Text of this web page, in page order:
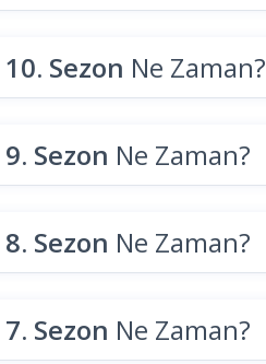
10. Sezon Ne Zaman?
9. Sezon Ne Zaman?
8. Sezon Ne Zaman?
7. Sezon Ne Zaman?